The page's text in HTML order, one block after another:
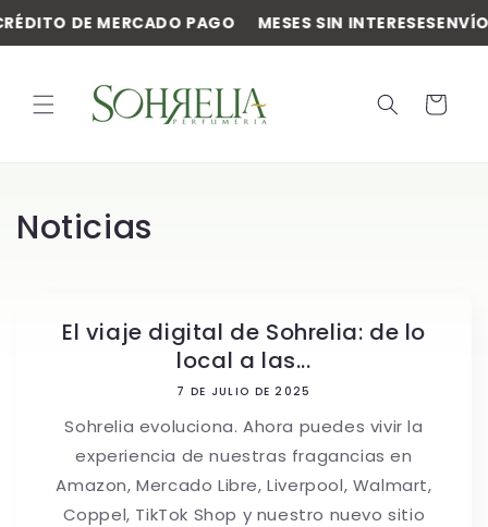
↵Saltar al contenido
↵Saltar al menú
↵Saltar al pie de página
↵Abrir widget de accesibilidad
directamente
al contenido
DE MERCADO PAGO MESES SIN INTERESES
Carrito
Noticias
El viaje digital de Sohrelia: de lo
local a las...
7 DE JULIO DE 2025
Sohrelia evoluciona. Ahora puedes vivir la
experiencia de nuestras fragancias en
Amazon, Mercado Libre, Liverpool, Walmart,
Coppel, TikTok Shop y nuestro nuevo sitio